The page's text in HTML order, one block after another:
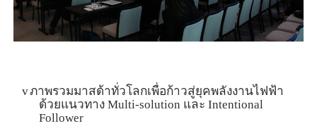
vภาพรวมมาสด้าทั่วโลกเพื่อก้าวสู่ยุคพลังงานไฟฟ้า
ด้วยแนวทาง Multi-solution และ Intentional
Follower